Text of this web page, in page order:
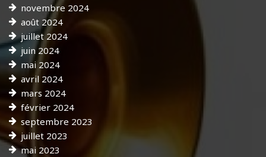
novembre 2024
août 2024
juillet 2024
juin 2024
mai 2024
avril 2024
mars 2024
février 2024
septembre 2023
juillet 2023
mai 2023